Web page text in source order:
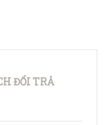
ĐỔI TRẢ